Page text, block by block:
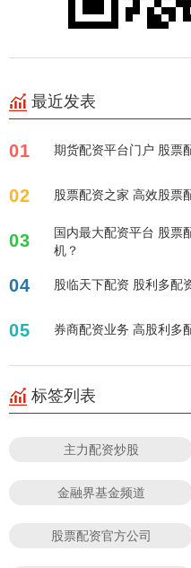
最近发表
01 期货配资平台门户 股票
02 股票配资之家 高效股票
03
国内最大配资平台 股票
机？
04 股临天下配资 股利多配
05 券商配资业务 高股利多
标签列表
主力配资炒股
金融界基金频道
股票配资官方公司